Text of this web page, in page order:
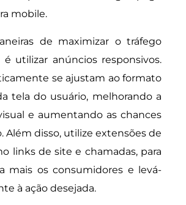
mobile.
de maximizar o tráfego
utilizar anúncios responsivos.
se ajustam ao formato
tela do usuário, melhorando a
e aumentando as chances
Além disso, utilize extensões de
links de site e chamadas, para
mais os consumidores e levá-
à ação desejada.